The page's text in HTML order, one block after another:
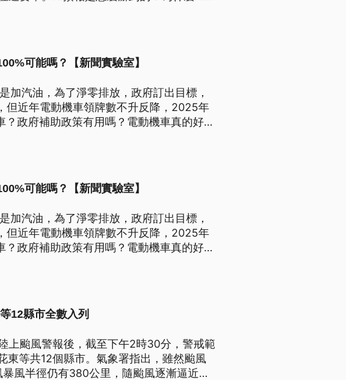
可能嗎？【新聞實驗室】
加汽油，為了淨零排放，政府訂出目標，
但近年電動機車領牌數不升反降，2025年
？政府補助政策有用嗎？電動機車真的好
可能嗎？【新聞實驗室】
加汽油，為了淨零排放，政府訂出目標，
但近年電動機車領牌數不升反降，2025年
？政府補助政策有用嗎？電動機車真的好
12縣市全數入列
上颱風警報後，截至下午2時30分，警戒範
東等共12個縣市。氣象署指出，雖然颱風
風半徑仍有380公里，隨颱風逐漸逼近，